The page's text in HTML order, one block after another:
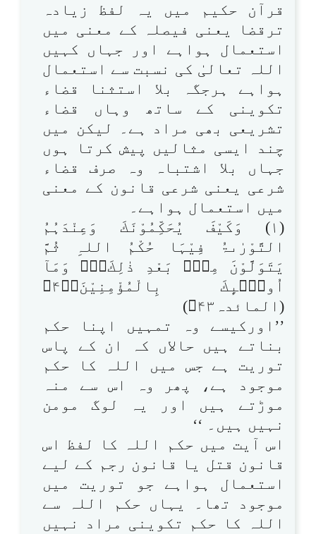
قرآن حکیم میں یہ لفظ زیادہ
ترقضا یعنی فیصلہ کے معنی میں
استعمال ہواہے اور جہاں کہیں
اللہ تعالیٰ کی نسبت سے استعمال
ہواہے ہرجگہ بلا استثنا قضاء
تکوینی کے ساتھ وہاں قضاء
تشریعی بھی مراد ہے۔ لیکن میں
چند ایسی مثالیں پیش کرتا ہوں
جہاں بلا اشتباہ وہ صرف قضاء
شرعی یعنی شرعی قانون کے معنی
میں استعمال ہواہے۔
(۱) وَكَيْفَ يُحَكِّمُوْنَكَ وَعِنْدَہُمُ
التَّوْرٰىۃُ فِيْہَا حُكْمُ اللہِ ثُمَّ
يَتَوَلَّوْنَ مِنْۢ بَعْدِ ذٰلِكَ۝۰ۭ وَمَآ
اُولٰۗىِٕكَ بِالْمُؤْمِنِيْنَ۝۴۳ۧ
(المائدہ۴۳)
’’اورکیسے وہ تمہیں اپنا حکم
بناتے ہیں حالاں کہ ان کے پاس
توریت ہے جس میں اللہ کا حکم
موجود ہے، پھر وہ اس سے منہ
موڑتے ہیں اور یہ لوگ مومن
نہیں ہیں۔ ‘‘
اس آیت میں حکم اللہ کا لفظ اس
قانون قتل یا قانون رجم کے لیے
استعمال ہواہے جو توریت میں
موجود تھا۔ یہاں حکم اللہ سے
اللہ کا حکم تکوینی مراد نہیں